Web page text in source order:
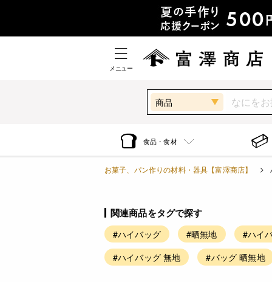
メニュー
商品
食品・食材
お菓子、パン作りの材料・器具【富澤商店】
関連商品をタグで探す
#ハイバッグ #晒無地
#ハイ
#ハイバッグ 無地
#バッグ 晒無地